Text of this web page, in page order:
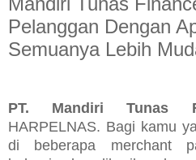
Pelanggan Dengan
Semuanya Lebih
PT. Mandiri Tunas
HARPELNAS. Bagi kamu
di beberapa merchant